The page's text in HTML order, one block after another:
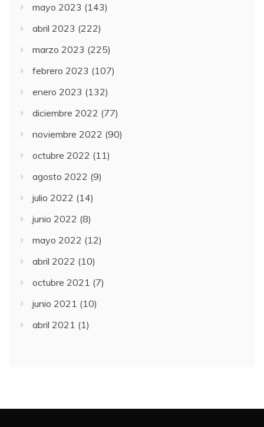
mayo 2023 (143)
abril 2023 (222)
marzo 2023 (225)
febrero 2023 (107)
enero 2023 (132)
diciembre 2022 (77)
noviembre 2022 (90)
octubre 2022 (11)
agosto 2022 (9)
julio 2022 (14)
junio 2022 (8)
mayo 2022 (12)
abril 2022 (10)
octubre 2021 (7)
junio 2021 (10)
abril 2021 (1)